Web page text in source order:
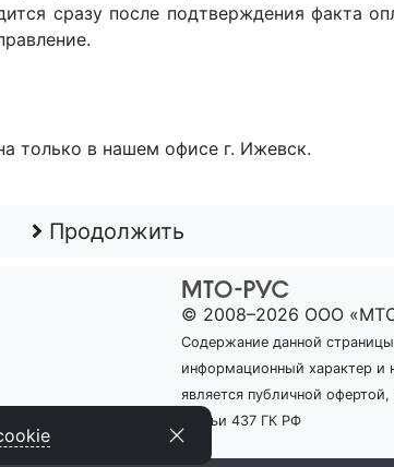
сразу после подтверждения факта
только в нашем офисе г. Ижевск.
Продолжить
© 2008–2026 ООО
Содержание данной
информационный характер и
является публичной
статьи 437 ГК РФ